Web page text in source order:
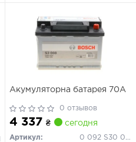
Акумуляторна батарея 70А
0 отзывов
4 337 ₴ сегодня
Артикул:
0 092 S30 080